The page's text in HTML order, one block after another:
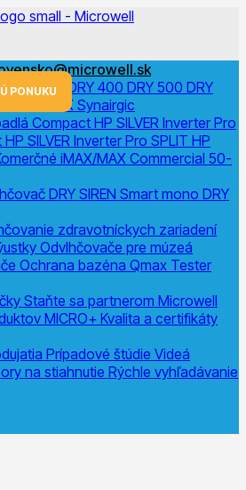
DRY 300 DRY 400 DRY 500 DRY
DRY X Synairgic
Compact HP SILVER Inverter Pro
HP SILVER Inverter Pro SPLIT HP
iMAX/MAX Commercial 50-
DRY SIREN Smart mono DRY
zdravotníckych zariadení
Odvlhčovače pre múzeá
Ochrana bazéna Qmax Tester
Staňte sa partnerom Microwell
MICRO+ Kvalita a certifikáty
Prípadové štúdie Videá
na stiahnutie Rýchle vyhľadávanie
PONUKU